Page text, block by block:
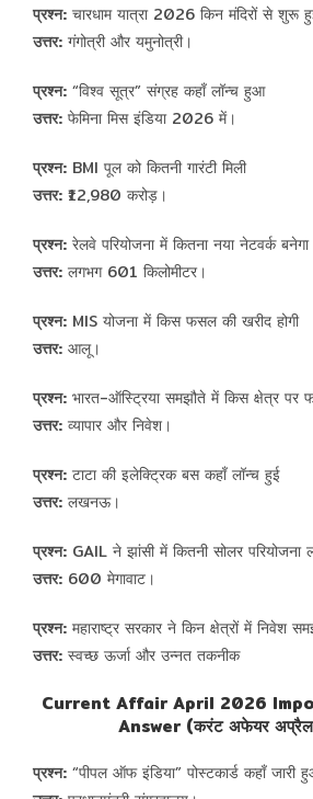
प्रश्न:चारधाम यात्रा 2026 किन मंदिरों से शुरू
उत्तर:गंगोत्री और यमुनोत्री।
प्रश्न:“विश्व सूत्र” संग्रह कहाँ लॉन्च हुआ
उत्तर:फेमिना मिस इंडिया 2026 में।
प्रश्न:BMI पूल को कितनी गारंटी मिली
उत्तर:₹12,980 करोड़।
प्रश्न:रेलवे परियोजना में कितना नया नेटवर्क बनेगा
उत्तर:लगभग 601 किलोमीटर।
प्रश्न:MIS योजना में किस फसल की खरीद होगी
उत्तर:आलू।
प्रश्न:भारत-ऑस्ट्रिया समझौते में किस क्षेत्र पर
उत्तर:व्यापार और निवेश।
प्रश्न:टाटा की इलेक्ट्रिक बस कहाँ लॉन्च हुई
उत्तर:लखनऊ।
प्रश्न:GAIL ने झांसी में कितनी सोलर परियोजना
उत्तर:600 मेगावाट।
प्रश्न:महाराष्ट्र सरकार ने किन क्षेत्रों में निवेश
उत्तर:स्वच्छ ऊर्जा और उन्नत तकनीक
Current Affair April 2026
Answer (करंट अफेयर
प्रश्न:“पीपल ऑफ इंडिया” पोस्टकार्ड कहाँ जारी